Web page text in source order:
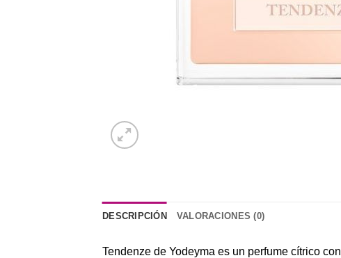
DESCRIPCIÓN VALORACIONES (0)
Tendenze de Yodeyma es un perfume cítrico con